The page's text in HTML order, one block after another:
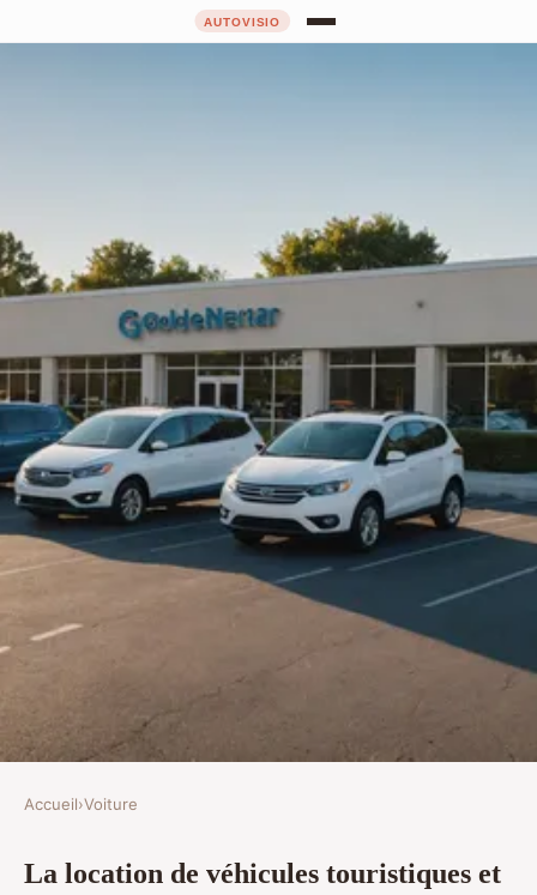
Location de voitures et
Accueil›Voiture
La location de véhicules touristiques et